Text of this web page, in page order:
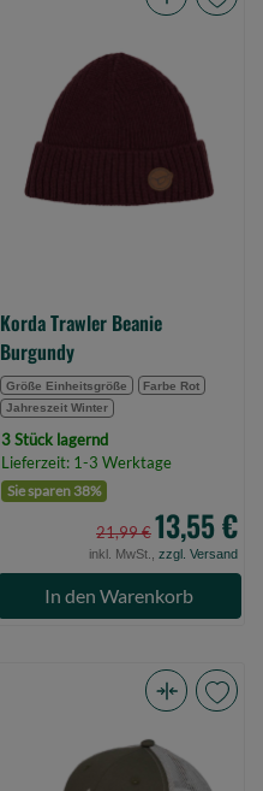
Burgundy
(Bild
Korda Trawler Beanie
Burgundy
Größe Einheitsgröße
Farbe Rot
Jahreszeit Winter
3 Stück lagernd
Lieferzeit: 1-3 Werktage
Sie sparen 38%
21,99 €13,55 €
inkl. MwSt., zzgl. Versand
In den Warenkorb
Olivgrau